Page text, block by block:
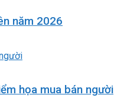
năm 2026
họa mua bán người